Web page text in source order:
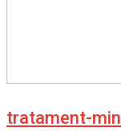
tratament-